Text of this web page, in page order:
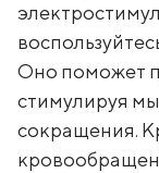
Оно поможет
стимулируя
сокращения.